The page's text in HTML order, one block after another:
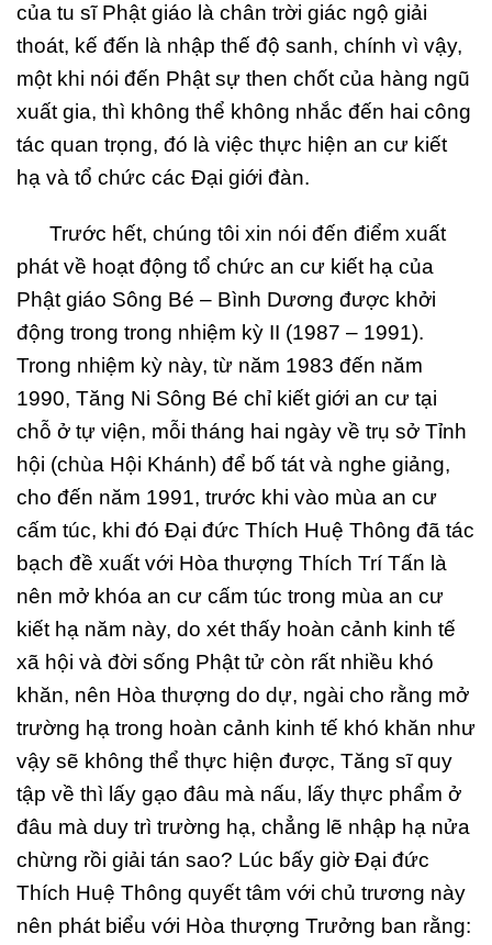
của tu sĩ Phật giáo là chân trời giác ngộ giải
thoát, kế đến là nhập thế độ sanh, chính vì vậy,
một khi nói đến Phật sự then chốt của hàng ngũ
xuất gia, thì không thể không nhắc đến hai công
tác quan trọng, đó là việc thực hiện an cư kiết
hạ và tổ chức các Đại giới đàn.
Trước hết, chúng tôi xin nói đến điểm xuất
phát về hoạt động tổ chức an cư kiết hạ của
Phật giáo Sông Bé – Bình Dương được khởi
động trong trong nhiệm kỳ II (1987 – 1991).
Trong nhiệm kỳ này, từ năm 1983 đến năm
1990, Tăng Ni Sông Bé chỉ kiết giới an cư tại
chỗ ở tự viện, mỗi tháng hai ngày về trụ sở Tỉnh
hội (chùa Hội Khánh) để bố tát và nghe giảng,
cho đến năm 1991, trước khi vào mùa an cư
cấm túc, khi đó Đại đức Thích Huệ Thông đã tác
bạch đề xuất với Hòa thượng Thích Trí Tấn là
nên mở khóa an cư cấm túc trong mùa an cư
kiết hạ năm này, do xét thấy hoàn cảnh kinh tế
xã hội và đời sống Phật tử còn rất nhiều khó
khăn, nên Hòa thượng do dự, ngài cho rằng mở
trường hạ trong hoàn cảnh kinh tế khó khăn như
vậy sẽ không thể thực hiện được, Tăng sĩ quy
tập về thì lấy gạo đâu mà nấu, lấy thực phẩm ở
đâu mà duy trì trường hạ, chẳng lẽ nhập hạ nửa
chừng rồi giải tán sao? Lúc bấy giờ Đại đức
Thích Huệ Thông quyết tâm với chủ trương này
nên phát biểu với Hòa thượng Trưởng ban rằng: